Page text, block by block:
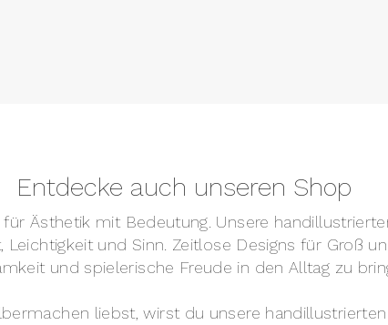
Entdecke auch unseren Shop
Ästhetik mit Bedeutung. Unsere
und Sinn. Zeitlose Designs für Groß
und spielerische Freude in den Alltag zu
liebst, wirst du unsere